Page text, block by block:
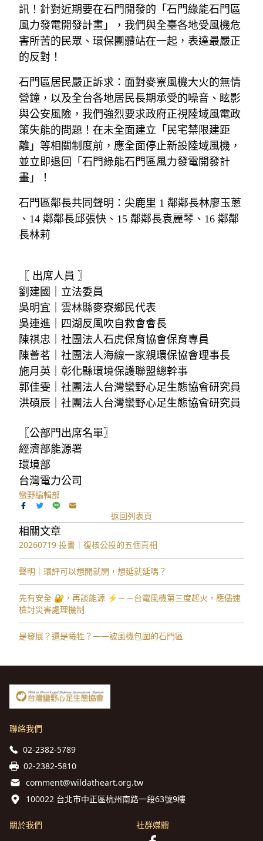
訊！針對近期要在石門開發的「石門綠能石門區
風力發電開發計畫」，我們與全臺各地受風機危
害所苦的民眾、環保團體站在一起，表達最嚴正
的反對！
石門區居民嚴正訴求：面對麥寮風機大火的無情
營鐘，以及全台各地居民長期承受的噪音、眩影
與公安風險，我們強烈要求政府正視陸域風電政
策失能的問題！在未全面建立「民宅禁限建距
離」等相關制度前，應全面停止新設陸域風機，
並立即退回「石門綠能石門區風力發電開發計
畫」！
石門區鄰長共同聲明：尖鹿里 1 鄰鄰長林廖玉蔥
、14 鄰鄰長邱張快、15 鄰鄰長袁麗琴、16 鄰鄰
長林莉
〖 出席人員 〗
劉建國｜立法委員
吳明宜｜雲林縣麥寮鄉民代表
吳連進｜四湖反風吹自救會會長
陳祺忠｜社團法人石虎保育協會保育專員
陳薈茗｜社團法人海線一家親環保協會理事長
施月英｜彰化縣環境保護聯盟總幹事
郭佳雯｜社團法人台灣蠻野心足生態協會研究員
洪碩辰｜社團法人台灣蠻野心足生態協會研究員
〖公部門出席名單〗
經濟部能源署
環境部
台灣電力公司
蠻野編輯部
返回列表頁
相關文章
20260719 投書｜復核公投的五個真相
聲明｜環評可以想開就開，想延就延嗎？
先有安全 🔐，再談能源 ⚡️－－台電風機第三度起火，應儘速
檢討災害處理機制
是發展？還是犧牲？——被風機包圍的石門區
聯絡我們
02-2382-5789
02-2382-5810
comment@wildatheart.org.tw
100022 台北市中正區杭州南路一段63號9樓
關於我們
社群媒體